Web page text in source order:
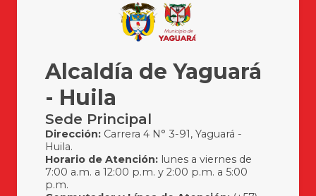
Alcaldía de Yaguará
- Huila
Sede Principal
Dirección: Carrera 4 N° 3-91, Yaguará -
Huila.
Horario de Atención: lunes a viernes de
7:00 a.m. a 12:00 p.m. y 2:00 p.m. a 5:00
p.m.